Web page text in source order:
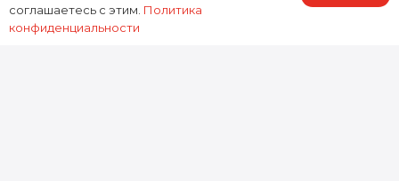
ответственность за результат.
соглашаетесь с этим. Политика
конфиденциальности